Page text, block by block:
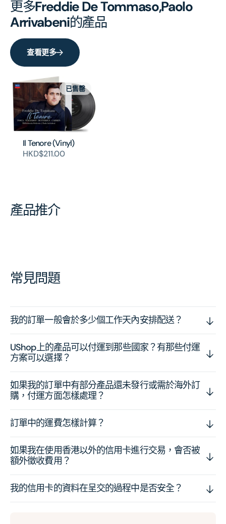
更多Freddie De Tommaso,Paolo
Arrivabeni的產品
查看更多
Il Tenore (Vinyl)
HKD$211.00
已售罄
產品推介
常見問題
我的訂單一般會於多少個工作天內安排配送？
UShop上的產品可以付運到那些國家？有那些付運
方案可以選擇？
如果我的訂單中有部分產品還未發行或需於海外訂
購，付運方面怎樣處理？
訂單中的運費怎樣計算？
如果我在使用香港以外的信用卡進行交易，會否被
額外徵收費用？
我的信用卡的資料在呈交的過程中是否安全？